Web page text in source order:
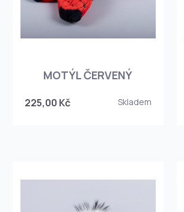
MOTÝL ČERVENÝ
225,00 Kč Skladem